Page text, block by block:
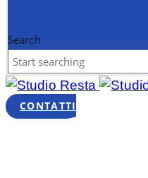
Search
CONTATTI